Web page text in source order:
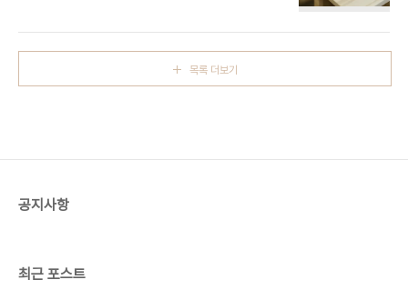
분양을 고려하는 사람들이 많이 늘고 있어요.먼저, 네
하는 사람들이 많이 늘고 있어요.먼저, 네바마스커레
목록 더보기
공지사항
최근 포스트